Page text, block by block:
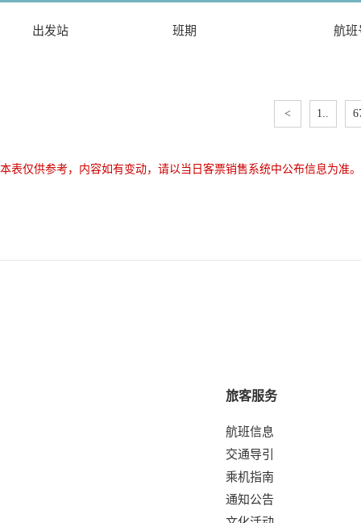
出发站 班期 航班
< 1..
本表仅供参考，内容如有变动，请以当日客票销售系统中公布信息为准
旅客服务
航班信息
交通导引
乘机指南
通知公告